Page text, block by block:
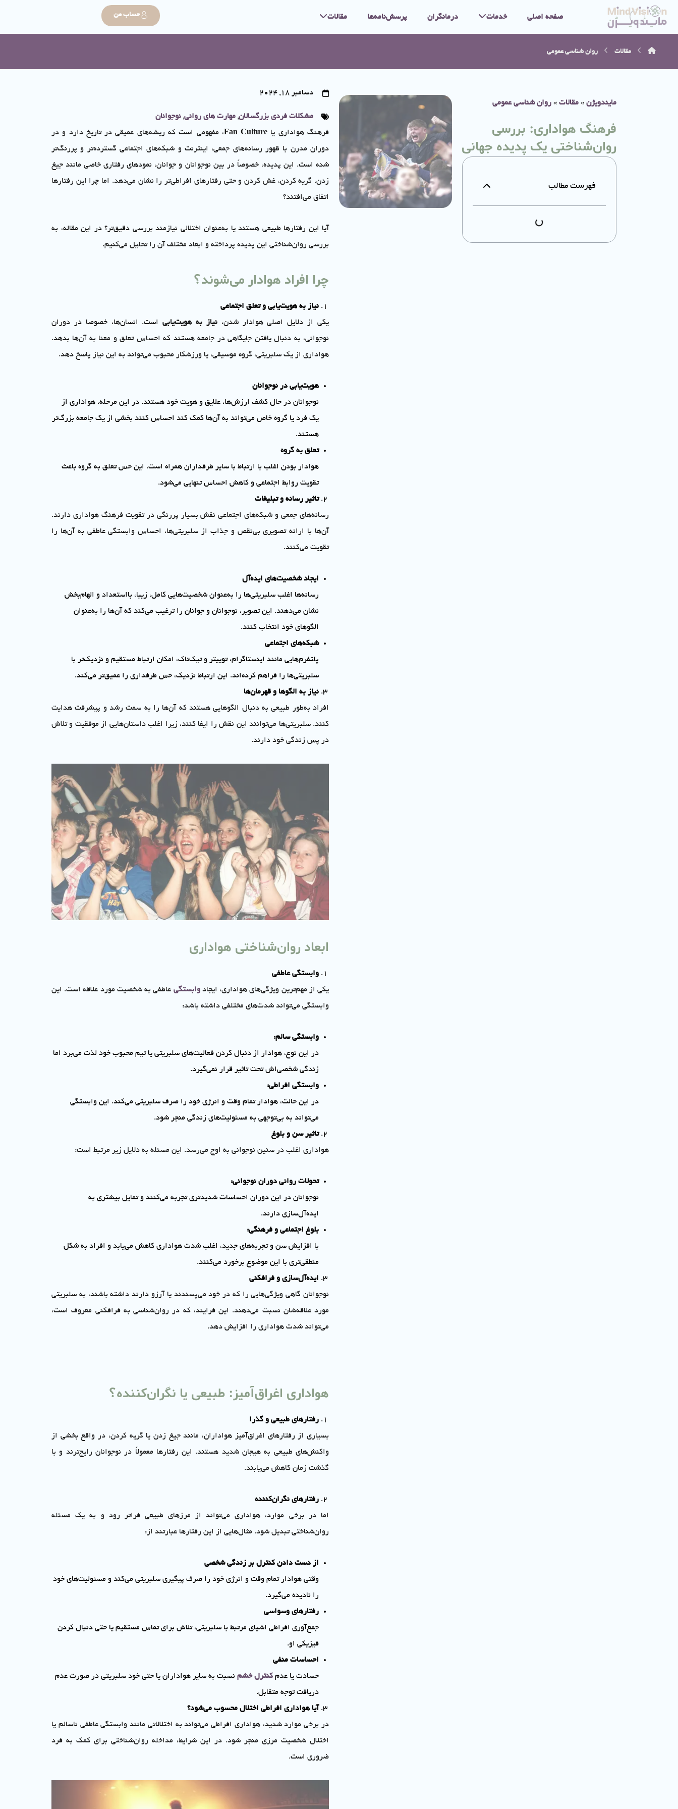
صفحه اصلی خدمات درمانگران پرسش‌نامه‌ها مقالات حساب من
مقالات روان شناسی عمومی
مایندویژن » مقالات » روان شناسی عمومی
فرهنگ هواداری: بررسی
روان‌شناختی یک پدیده جهانی
فهرست مطالب
دسامبر 18, 2024
مشکلات فردی بزرگسالان, مهارت های روانی, نوجوانان
فرهنگ هواداری یا Fan Culture، مفهومی است که ریشه‌های عمیقی در تاریخ دارد و در
دوران مدرن با ظهور رسانه‌های جمعی، اینترنت و شبکه‌های اجتماعی گسترده‌تر و پررنگ‌تر
شده است. این پدیده، خصوصاً در بین نوجوانان و جوانان، نمودهای رفتاری خاصی مانند جیغ
زدن، گریه کردن، غش کردن و حتی رفتارهای افراطی‌تر را نشان می‌دهد. اما چرا این رفتارها
اتفاق می‌افتند؟
آیا این رفتارها طبیعی هستند یا به‌عنوان اختلالی نیازمند بررسی دقیق‌تر؟ در این مقاله، به
بررسی روان‌شناختی این پدیده پرداخته و ابعاد مختلف آن را تحلیل می‌کنیم.
چرا افراد هوادار می‌شوند؟
نیاز به هویت‌یابی و تعلق اجتماعی
یکی از دلایل اصلی هوادار شدن،نیاز به هویت‌یابیاست. انسان‌ها، خصوصا در دوران
نوجوانی، به دنبال یافتن جایگاهی در جامعه هستند که احساس تعلق و معنا به آن‌ها بدهد.
هواداری از یک سلبریتی، گروه موسیقی، یا ورزشکار محبوب می‌تواند به این نیاز پاسخ دهد.
هویت‌یابی در نوجوانان
نوجوانان در حال کشف ارزش‌ها، علایق و هویت خود هستند. در این مرحله، هواداری از
یک فرد یا گروه خاص می‌تواند به آن‌ها کمک کند احساس کنند بخشی از یک جامعه بزرگ‌تر
هستند.
تعلق به گروه
هوادار بودن اغلب با ارتباط با سایر طرفداران همراه است. این حس تعلق به گروه باعث
تقویت روابط اجتماعی و کاهش احساس تنهایی می‌شود.
تاثیر رسانه و تبلیغات
رسانه‌های جمعی و شبکه‌های اجتماعی نقش بسیار پررنگی در تقویت فرهنگ هواداری دارند.
آن‌ها با ارائه تصویری بی‌نقص و جذاب از سلبریتی‌ها، احساس وابستگی عاطفی به آن‌ها را
تقویت می‌کنند.
ایجاد شخصیت‌های ایده‌آل
رسانه‌ها اغلب سلبریتی‌ها را به‌عنوان شخصیت‌هایی کامل، زیبا، بااستعداد و الهام‌بخش
نشان می‌دهند. این تصویر، نوجوانان و جوانان را ترغیب می‌کند که آن‌ها را به‌عنوان
الگوهای خود انتخاب کنند.
شبکه‌های اجتماعی
پلتفرم‌هایی مانند اینستاگرام، توییتر و تیک‌تاک، امکان ارتباط مستقیم و نزدیک‌تر با
سلبریتی‌ها را فراهم کرده‌اند. این ارتباط نزدیک، حس طرفداری را عمیق‌تر می‌کند.
نیاز به الگوها و قهرمان‌ها
افراد به‌طور طبیعی به دنبال الگوهایی هستند که آن‌ها را به سمت رشد و پیشرفت هدایت
کنند. سلبریتی‌ها می‌توانند این نقش را ایفا کنند، زیرا اغلب داستان‌هایی از موفقیت و تلاش
در پس زندگی خود دارند.
ابعاد روان‌شناختی هواداری
وابستگی عاطفی
یکی از مهم‌ترین ویژگی‌های هواداری، ایجادوابستگی عاطفی به شخصیت مورد علاقه است. این
وابستگی می‌تواند شدت‌های مختلفی داشته باشد:
وابستگی سالم:
در این نوع، هوادار از دنبال کردن فعالیت‌های سلبریتی یا تیم محبوب خود لذت می‌برد اما
زندگی شخصی‌اش تحت تاثیر قرار نمی‌گیرد.
وابستگی افراطی:
در این حالت، هوادار تمام وقت و انرژی خود را صرف سلبریتی می‌کند. این وابستگی
می‌تواند به بی‌توجهی به مسئولیت‌های زندگی منجر شود.
تاثیر سن و بلوغ
هواداری اغلب در سنین نوجوانی به اوج می‌رسد. این مسئله به دلایل زیر مرتبط است:
تحولات روانی دوران نوجوانی:
نوجوانان در این دوران احساسات شدیدتری تجربه می‌کنند و تمایل بیشتری به
ایده‌آل‌سازی دارند.
بلوغ اجتماعی و فرهنگی:
با افزایش سن و تجربه‌های جدید، اغلب شدت هواداری کاهش می‌یابد و افراد به شکل
منطقی‌تری با این موضوع برخورد می‌کنند.
ایده‌آل‌سازی و فرافکنی
نوجوانان گاهی ویژگی‌هایی را که در خود می‌پسندند یا آرزو دارند داشته باشند، به سلبریتی
مورد علاقه‌شان نسبت می‌دهند. این فرایند، که در روان‌شناسی به فرافکنی معروف است،
می‌تواند شدت هواداری را افزایش دهد.
هواداری اغراق‌آمیز: طبیعی یا نگران‌کننده؟
رفتارهای طبیعی و گذرا
بسیاری از رفتارهای اغراق‌آمیز هواداران، مانند جیغ زدن یا گریه کردن، در واقع بخشی از
واکنش‌های طبیعی به هیجان شدید هستند. این رفتارها معمولاً در نوجوانان رایج‌ترند و با
گذشت زمان کاهش می‌یابند.
رفتارهای نگران‌کننده
اما در برخی موارد، هواداری می‌تواند از مرزهای طبیعی فراتر رود و به یک مسئله
روان‌شناختی تبدیل شود. مثال‌هایی از این رفتارها عبارتند از:
از دست دادن کنترل بر زندگی شخصی
وقتی هوادار تمام وقت و انرژی خود را صرف پیگیری سلبریتی می‌کند و مسئولیت‌های خود
را نادیده می‌گیرد.
رفتارهای وسواسی
جمع‌آوری افراطی اشیای مرتبط با سلبریتی، تلاش برای تماس مستقیم یا حتی دنبال کردن
فیزیکی او.
احساسات منفی
حسادت یا عدم کنترل خشم نسبت به سایر هواداران یا حتی خود سلبریتی در صورت عدم
دریافت توجه متقابل.
آیا هواداری افراطی اختلال محسوب می‌شود؟
در برخی موارد شدید، هواداری افراطی می‌تواند به اختلالاتی مانند وابستگی عاطفی ناسالم یا
اختلال شخصیت مرزی منجر شود. در این شرایط، مداخله روان‌شناختی برای کمک به فرد
ضروری است.